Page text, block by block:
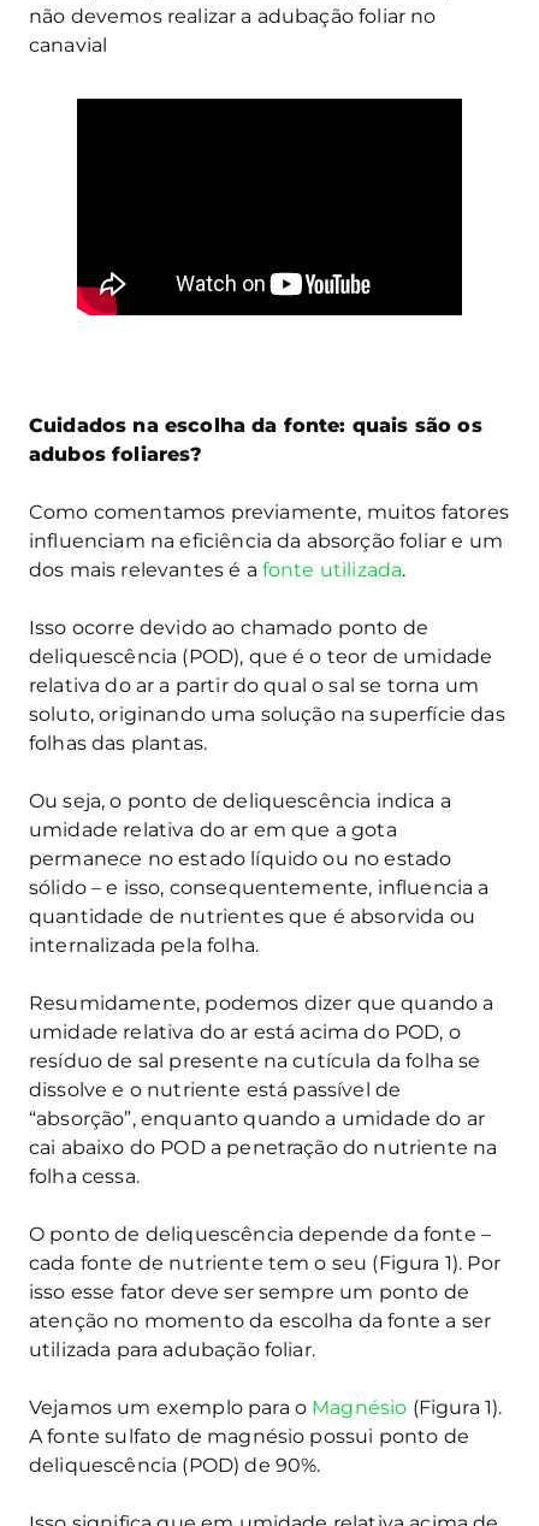
não devemos realizar a adubação foliar no
canavial
Cuidados na escolha da fonte: quais são os
adubos foliares?
Como comentamos previamente, muitos fatores
influenciam na eficiência da absorção foliar e um
dos mais relevantes é a fonte utilizada.
Isso ocorre devido ao chamado ponto de
deliquescência (POD), que é o teor de umidade
relativa do ar a partir do qual o sal se torna um
soluto, originando uma solução na superfície das
folhas das plantas.
Ou seja, o ponto de deliquescência indica a
umidade relativa do ar em que a gota
permanece no estado líquido ou no estado
sólido – e isso, consequentemente, influencia a
quantidade de nutrientes que é absorvida ou
internalizada pela folha.
Resumidamente, podemos dizer que quando a
umidade relativa do ar está acima do POD, o
resíduo de sal presente na cutícula da folha se
dissolve e o nutriente está passível de
“absorção”, enquanto quando a umidade do ar
cai abaixo do POD a penetração do nutriente na
folha cessa.
O ponto de deliquescência depende da fonte –
cada fonte de nutriente tem o seu (Figura 1). Por
isso esse fator deve ser sempre um ponto de
atenção no momento da escolha da fonte a ser
utilizada para adubação foliar.
Vejamos um exemplo para o Magnésio (Figura 1).
A fonte sulfato de magnésio possui ponto de
deliquescência (POD) de 90%.